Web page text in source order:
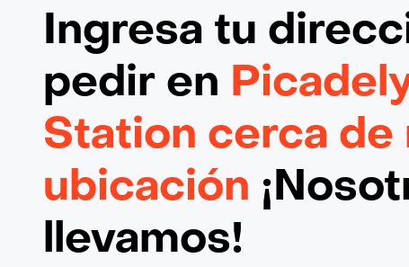
Ingresa tu
pedir en
Station cerca de
ubicación
llevamos!